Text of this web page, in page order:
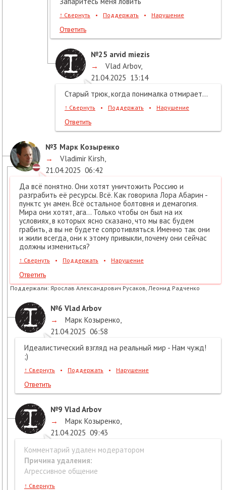
↑ Свернуть • Поддержать • Нарушение
Ответить
№25 arvid miezis
→
Vlad Arbov,
21.04.2025 13:14
Старый трюк, когда понималка отмирает...
↑ Свернуть • Поддержать • Нарушение
Ответить
№3 Марк Козыренко
→
Vladimir Kirsh
21.04.2025 06:42
Да всё понятно. Они хотят уничтожить Россию и
разграбить её ресурсы. Всё. Как говорила Лора Абарин -
пунктс ун амен. Всё остальное болтовня и демагогия.
Мира они хотят, ага... Только чтобы он был на их
условиях, в которых ясно сказано, что мы вас будем
грабить, а вы не будете сопротивляться. Именно так они
и жили всегда, они к этому привыкли, почему они сейчас
должны измениться?
↑ Свернуть • Поддержать • Нарушение
Ответить
Поддержали: Ярослав Александрович Русаков, Леонид Радченко
№6 Vlad Arbov
→
Марк Козыренко
21.04.2025 06:58
Идеалистический взгляд на реальный мир - Нам чужд!
;)
↑ Свернуть • Поддержать • Нарушение
Ответить
№9 Vlad Arbov
→
Марк Козыренко
21.04.2025 09:43
Комментарий удален модератором
Причина удаления:
Агрессивное общение
↑ Свернуть